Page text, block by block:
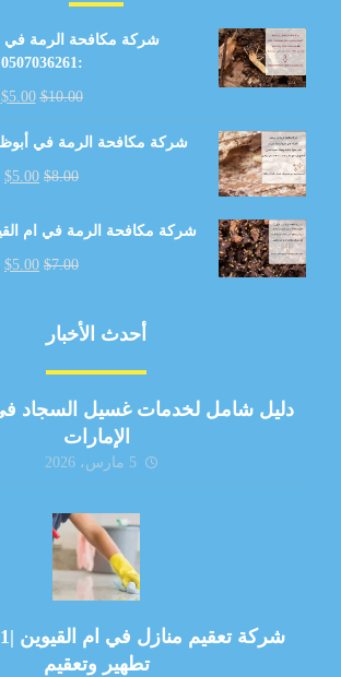
شركة مكافحة الرمة في
:0507036261
$10.00
$5.00
شركة مكافحة الرمة في أبوظبي
$8.00
$5.00
شركة مكافحة الرمة في ام القيوين
$7.00
$5.00
أحدث الأخبار
دليل شامل لخدمات غسيل السجاد
الإمارات
5 مارس، 2026
تطهير وتعقيم